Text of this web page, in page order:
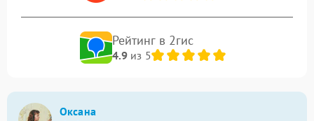
Рейтинг в 2гис
4.9из 5
Оксана